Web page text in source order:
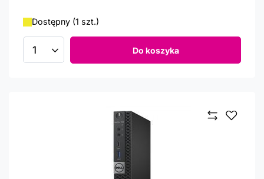
Dostępny (1 szt.)
Ilość produktów Do koszyka